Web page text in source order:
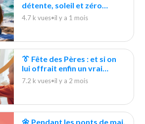
détente, soleil et zéro
tâches ménagères !
4.7 k vues•il y a 1 mois
👔 Fête des Pères : et si on
lui offrait enfin un vrai
moment pour souffler ?
7.2 k vues•il y a 2 mois
🌼 Pendant les ponts de mai,